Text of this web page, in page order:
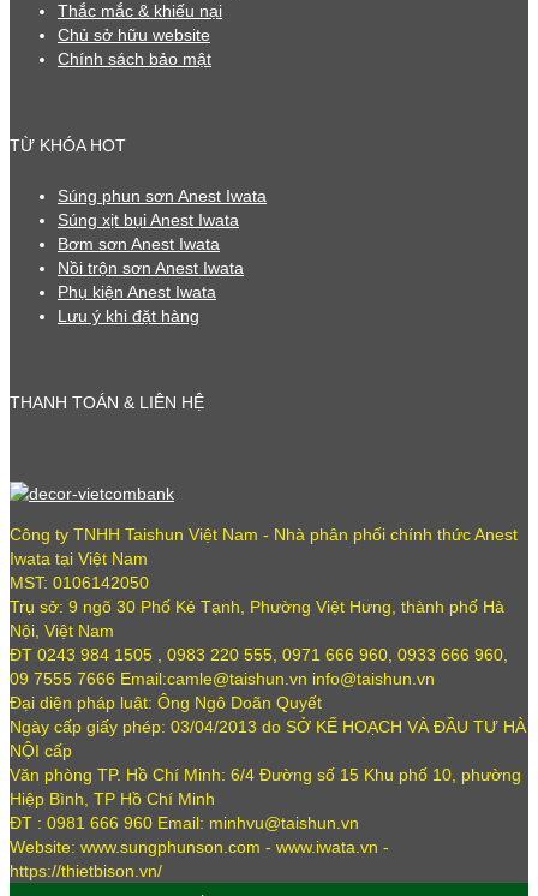
Thắc mắc & khiếu nại
Chủ sở hữu website
Chính sách bảo mật
TỪ KHÓA HOT
Súng phun sơn Anest Iwata
Súng xịt bụi Anest Iwata
Bơm sơn Anest Iwata
Nồi trộn sơn Anest Iwata
Phụ kiện Anest Iwata
Lưu ý khi đặt hàng
THANH TOÁN & LIÊN HỆ
Công ty TNHH Taishun Việt Nam - Nhà phân phối chính thức Anest
Iwata tại Việt Nam
MST: 0106142050
Trụ sở: 9 ngõ 30 Phố Kẻ Tạnh, Phường Việt Hưng, thành phố Hà
Nội, Việt Nam
ĐT 0243 984 1505 , 0983 220 555, 0971 666 960, 0933 666 960,
09 7555 7666 Email:camle@taishun.vn info@taishun.vn
Đại diện pháp luật: Ông Ngô Doãn Quyết
Ngày cấp giấy phép: 03/04/2013 do SỞ KẾ HOẠCH VÀ ĐẦU TƯ HÀ
NỘI cấp
Văn phòng TP. Hồ Chí Minh: 6/4 Đường số 15 Khu phố 10, phường
Hiệp Bình, TP Hồ Chí Minh
ĐT : 0981 666 960 Email: minhvu@taishun.vn
Website: www.sungphunson.com - www.iwata.vn -
https://thietbison.vn/